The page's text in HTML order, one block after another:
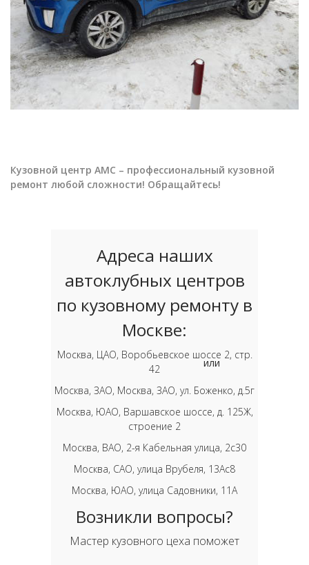
Кузовной центр АМС – профессиональный кузовной
ремонт любой сложности! Обращайтесь!
Адреса наших
автоклубных центров
по кузовному ремонту в
Москве:
Москва, ЦАО, Воробьевское шоссе 2, стр.
42
Москва, ЗАО, Москва, ЗАО, ул. Боженко, д.5г
Москва, ЮАО, Варшавское шоссе, д. 125Ж,
строение 2
Москва, ВАО, 2-я Кабельная улица, 2с30
Москва, САО, улица Врубеля, 13Ас8
Москва, ЮАО, улица Садовники, 11А
Возникли вопросы?
Мастер кузовного цеха поможет
или